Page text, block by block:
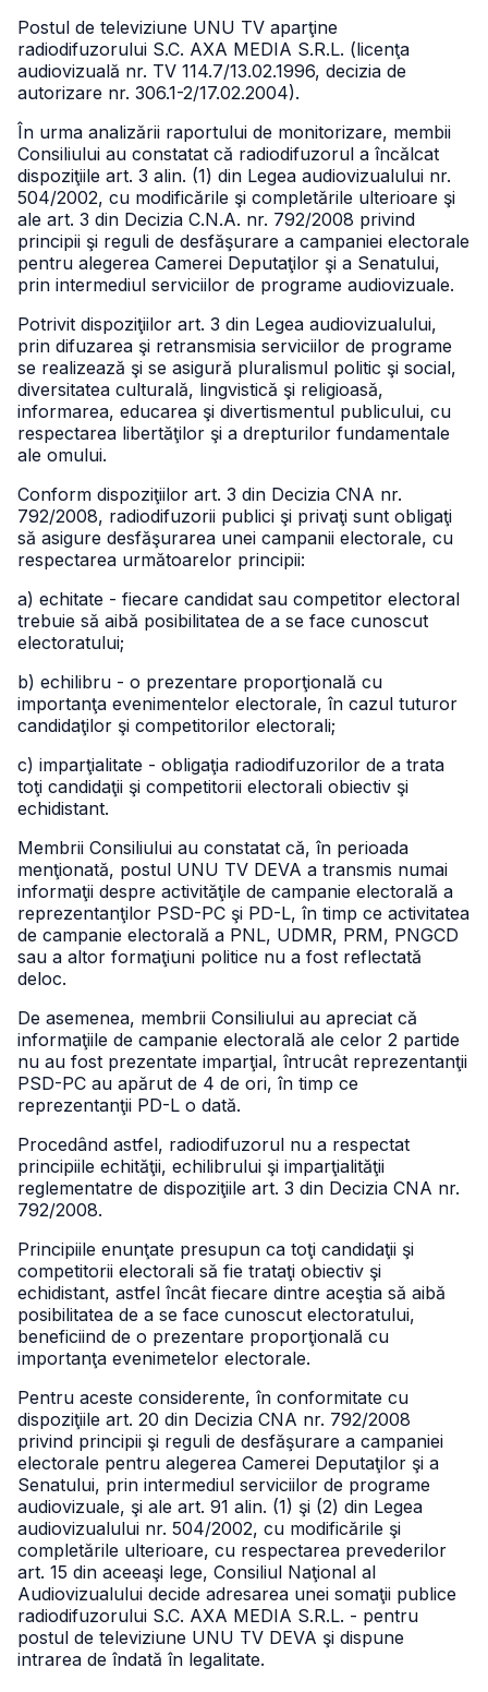
Postul de televiziune UNU TV aparţine
radiodifuzorului S.C. AXA MEDIA S.R.L. (licenţa
audiovizuală nr. TV 114.7/13.02.1996, decizia de
autorizare nr. 306.1-2/17.02.2004).
În urma analizării raportului de monitorizare, membii
Consiliului au constatat că radiodifuzorul a încălcat
dispoziţiile art. 3 alin. (1) din Legea audiovizualului nr.
504/2002, cu modificările şi completările ulterioare şi
ale art. 3 din Decizia C.N.A. nr. 792/2008 privind
principii şi reguli de desfăşurare a campaniei electorale
pentru alegerea Camerei Deputaţilor şi a Senatului,
prin intermediul serviciilor de programe audiovizuale.
Potrivit dispoziţiilor art. 3 din Legea audiovizualului,
prin difuzarea şi retransmisia serviciilor de programe
se realizează şi se asigură pluralismul politic şi social,
diversitatea culturală, lingvistică şi religioasă,
informarea, educarea şi divertismentul publicului, cu
respectarea libertăţilor şi a drepturilor fundamentale
ale omului.
Conform dispoziţiilor art. 3 din Decizia CNA nr.
792/2008, radiodifuzorii publici şi privaţi sunt obligaţi
să asigure desfăşurarea unei campanii electorale, cu
respectarea următoarelor principii:
a) echitate - fiecare candidat sau competitor electoral
trebuie să aibă posibilitatea de a se face cunoscut
electoratului;
b) echilibru - o prezentare proporţională cu
importanţa evenimentelor electorale, în cazul tuturor
candidaţilor şi competitorilor electorali;
c) imparţialitate - obligaţia radiodifuzorilor de a trata
toţi candidaţii şi competitorii electorali obiectiv şi
echidistant.
Membrii Consiliului au constatat că, în perioada
menţionată, postul UNU TV DEVA a transmis numai
informaţii despre activităţile de campanie electorală a
reprezentanţilor PSD-PC şi PD-L, în timp ce activitatea
de campanie electorală a PNL, UDMR, PRM, PNGCD
sau a altor formaţiuni politice nu a fost reflectată
deloc.
De asemenea, membrii Consiliului au apreciat că
informaţiile de campanie electorală ale celor 2 partide
nu au fost prezentate imparţial, întrucât reprezentanţii
PSD-PC au apărut de 4 de ori, în timp ce
reprezentanţii PD-L o dată.
Procedând astfel, radiodifuzorul nu a respectat
principiile echităţii, echilibrului şi imparţialităţii
reglementatre de dispoziţiile art. 3 din Decizia CNA nr.
792/2008.
Principiile enunţate presupun ca toţi candidaţii şi
competitorii electorali să fie trataţi obiectiv şi
echidistant, astfel încât fiecare dintre aceştia să aibă
posibilitatea de a se face cunoscut electoratului,
beneficiind de o prezentare proporţională cu
importanţa evenimetelor electorale.
Pentru aceste considerente, în conformitate cu
dispoziţiile art. 20 din Decizia CNA nr. 792/2008
privind principii şi reguli de desfăşurare a campaniei
electorale pentru alegerea Camerei Deputaţilor şi a
Senatului, prin intermediul serviciilor de programe
audiovizuale, şi ale art. 91 alin. (1) şi (2) din Legea
audiovizualului nr. 504/2002, cu modificările şi
completările ulterioare, cu respectarea prevederilor
art. 15 din aceeaşi lege, Consiliul Naţional al
Audiovizualului decide adresarea unei somaţii publice
radiodifuzorului S.C. AXA MEDIA S.R.L. - pentru
postul de televiziune UNU TV DEVA şi dispune
intrarea de îndată în legalitate.